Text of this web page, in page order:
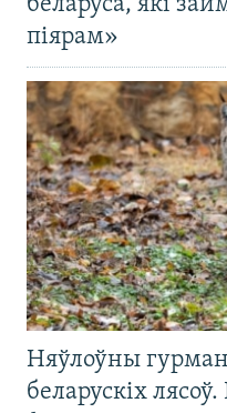
беларуса, які
піярам»
Няўлоўны
беларускіх